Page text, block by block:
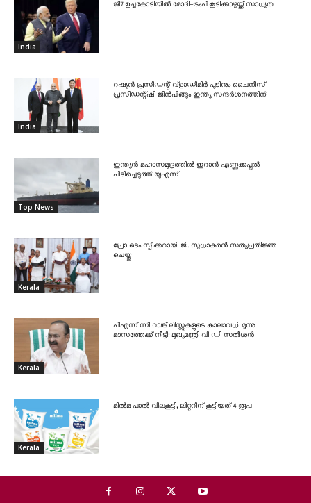
India
ജി7 ഉച്ചകോടിയിൽ മോദി-ട്രംപ് കൂടിക്കാഴ്ചയ്ക്ക് സാധ്യത
India
റഷ്യൻ പ്രസിഡന്റ് വ്‌ളാഡിമിർ പുടിനും ചൈനീസ്
പ്രസിഡന്റ്ഷി ജിൻപിങ്ങും ഇന്ത്യ സന്ദർശനത്തിന്
Top News
ഇന്ത്യൻ മഹാസമുദ്രത്തിൽ ഇറാൻ എണ്ണക്കപ്പൽ
പിടിച്ചെടുത്ത് യുഎസ്
Kerala
പ്രോ ടെം സ്പീക്കറായി ജി. സുധാകരൻ സത്യപ്രതിജ്ഞ
ചെയ്തു
Kerala
പിഎസ് സി റാങ്ക് ലിസ്റ്റുകളുടെ കാലാവധി മൂന്നു
മാസത്തേക്ക് നീട്ടി: മുഖ്യമന്ത്രി വി ഡി സതീശൻ
Kerala
മിൽമ പാൽ വിലകൂട്ടി; ലിറ്ററിന് കൂട്ടിയത് 4 രൂപ